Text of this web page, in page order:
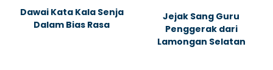
Dawai Kata Kala Senja
Dalam Bias Rasa
Jejak Sang Guru
Penggerak dari
Lamongan Selatan